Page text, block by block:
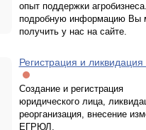
опыт поддержки
подробную информацию Вы
получить у нас на сайте.
Регистрация и
Создание и регистрация
юридического лица,
реорганизация, внесение
ЕГРЮЛ.